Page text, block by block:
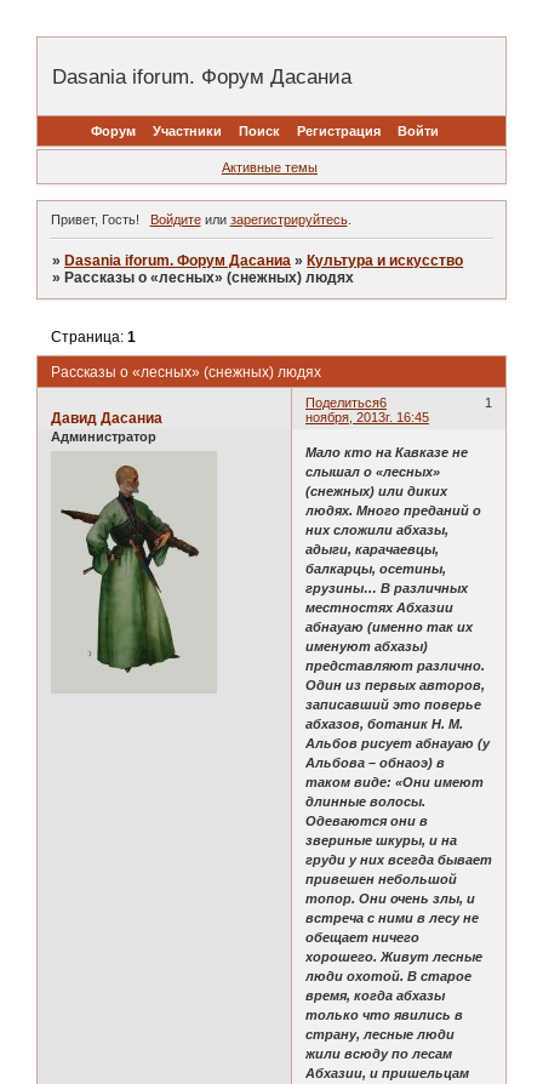
Dasania iforum. Форум Дасаниа
Форум Участники Поиск Регистрация Войти
Активные темы
Привет, Гость! Войдитеили зарегистрируйтесь.
» Dasania iforum. Форум Дасаниа » Культура и искусство
» Рассказы о «лесных» (снежных) людях
Рассказы о «лесных» (снежных) людях
Страница:1
Поделиться 1
6
ноября, 2013г. 16:45
Давид Дасаниа
Администратор
Мало кто на Кавказе не
слышал о «лесных»
(снежных) или диких
людях. Много преданий о
них сложили абхазы,
адыги, карачаевцы,
балкарцы, осетины,
грузины… В различных
местностях Абхазии
абнауаю (именно так их
именуют абхазы)
представляют различно.
Один из первых авторов,
записавший это поверье
абхазов, ботаник Н. М.
Альбов рисует абнауаю (у
Альбова – обнаоэ) в
таком виде: «Они имеют
длинные волосы.
Одеваются они в
звериные шкуры, и на
груди у них всегда бывает
привешен небольшой
топор. Они очень злы, и
встреча с ними в лесу не
обещает ничего
хорошего. Живут лесные
люди охотой. В старое
время, когда абхазы
только что явились в
страну, лесные люди
жили всюду по лесам
Абхазии, и пришельцам